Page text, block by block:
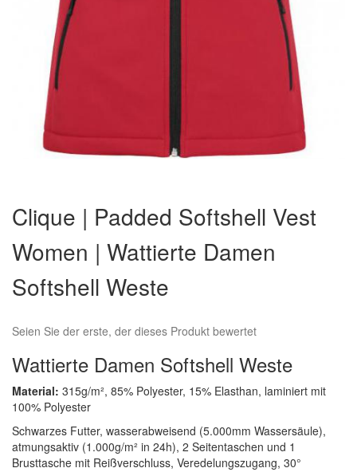
der
Bildergalerie
springen
Clique | Padded Softshell Vest
Women | Wattierte Damen
Softshell Weste
Seien Sie der erste, der dieses Produkt bewertet
Wattierte Damen Softshell Weste
Material: 315g/m², 85% Polyester, 15% Elasthan, laminiert mit
100% Polyester
Schwarzes Futter, wasserabweisend (5.000mm Wassersäule),
atmungsaktiv (1.000g/m² in 24h), 2 Seitentaschen und 1
Brusttasche mit Reißverschluss, Veredelungszugang, 30°